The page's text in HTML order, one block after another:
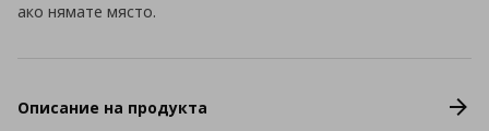
ако нямате място.
Описание на продукта